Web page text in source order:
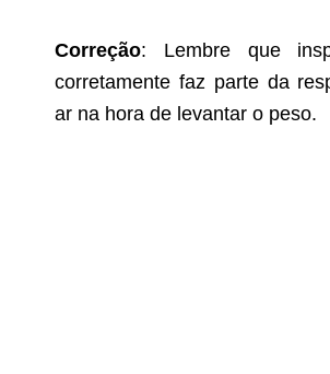
Correção: Lembre que
corretamente faz parte da
ar na hora de levantar o peso.